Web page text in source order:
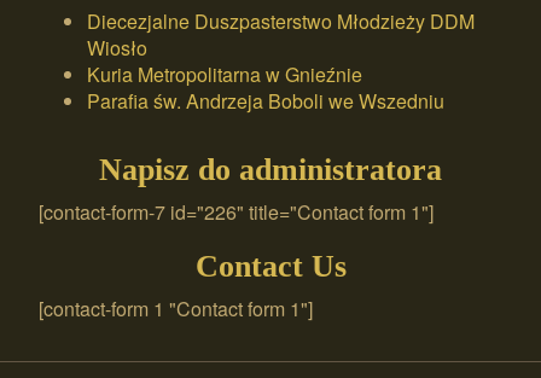
Diecezjalne Duszpasterstwo Młodzieży DDM
Wiosło
Kuria Metropolitarna w Gnieźnie
Parafia św. Andrzeja Boboli we Wszedniu
Napisz do administratora
[contact-form-7 id="226" title="Contact form 1"]
Contact Us
[contact-form 1 "Contact form 1"]